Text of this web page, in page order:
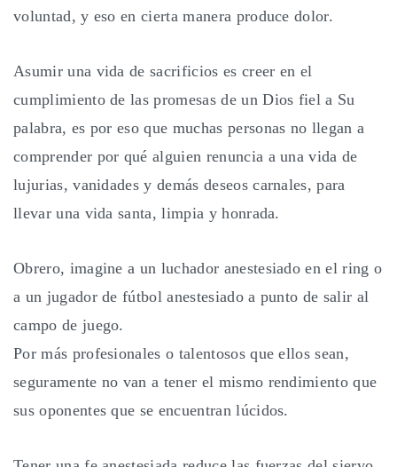
voluntad, y eso en cierta manera produce dolor.
Asumir una vida de sacrificios es creer en el
cumplimiento de las promesas de un Dios fiel a Su
palabra, es por eso que muchas personas no llegan a
comprender por qué alguien renuncia a una vida de
lujurias, vanidades y demás deseos carnales, para
llevar una vida santa, limpia y honrada.
Obrero, imagine a un luchador anestesiado en el ring o
a un jugador de fútbol anestesiado a punto de salir al
campo de juego.
Por más profesionales o talentosos que ellos sean,
seguramente no van a tener el mismo rendimiento que
sus oponentes que se encuentran lúcidos.